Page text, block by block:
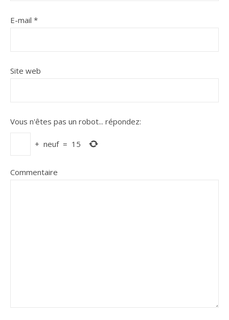
E-mail *
Site web
Vous n'êtes pas un robot... répondez:
+ neuf = 15
Commentaire